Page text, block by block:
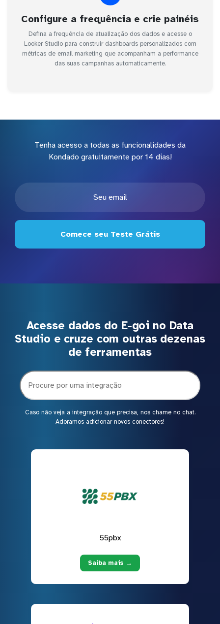
Configure a frequência e crie painéis
Defina a frequência de atualização dos dados e acesse o
Looker Studio para construir dashboards personalizados com
métricas de email marketing que acompanham a performance
das suas campanhas automaticamente.
Tenha acesso a todas as funcionalidades da
Kondado gratuitamente por 14 dias!
Comece seu Teste Grátis
Acesse dados do E-goi no Data
Studio e cruze com outras dezenas
de ferramentas
Caso não veja a integração que precisa, nos chame no chat.
Adoramos adicionar novos conectores!
55pbx
Saiba mais →